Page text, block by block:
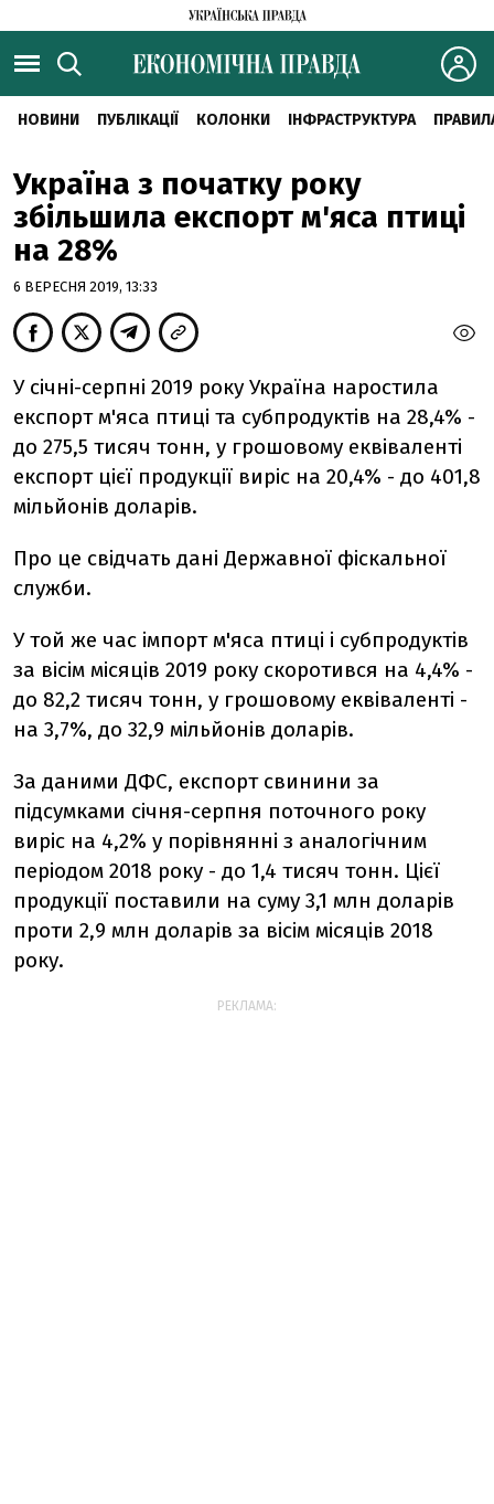
НОВИНИ ПУБЛІКАЦІЇ КОЛОНКИ ІНФРАСТРУКТУРА
Україна з початку року
збільшила експорт м'яса птиці
на 28%
6 ВЕРЕСНЯ 2019, 13:33
У січні-серпні 2019 року Україна наростила
експорт м'яса птиці та субпродуктів на 28,4% -
до 275,5 тисяч тонн, у грошовому еквіваленті
експорт цієї продукції виріс на 20,4% - до 401,8
мільйонів доларів.
Про це свідчать дані Державної фіскальної
служби.
У той же час імпорт м'яса птиці і субпродуктів
за вісім місяців 2019 року скоротився на 4,4% -
до 82,2 тисяч тонн, у грошовому еквіваленті -
на 3,7%, до 32,9 мільйонів доларів.
За даними ДФС, експорт свинини за
підсумками січня-серпня поточного року
виріс на 4,2% у порівнянні з аналогічним
періодом 2018 року - до 1,4 тисяч тонн. Цієї
продукції поставили на суму 3,1 млн доларів
проти 2,9 млн доларів за вісім місяців 2018
року.
РЕКЛАМА: